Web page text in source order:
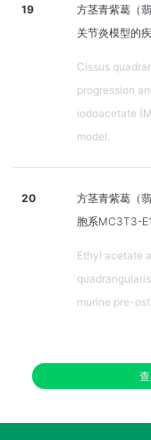
19
方茎青紫葛（
关节炎模型的
Cissus
progression
iodoacetate
model.
20
方茎青紫葛（
胞系MC3T3-
Ethyl acetate
murine pre-